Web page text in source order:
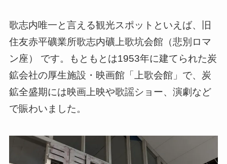
歌志内唯一と言える観光スポットといえば、旧
住友赤平礦業所歌志内礦上歌坑会館（悲別ロマ
ン座） です。もともとは1953年に建てられた炭
鉱会社の厚生施設・映画館「上歌会館」で、炭
鉱全盛期には映画上映や歌謡ショー、演劇など
で賑わいました。